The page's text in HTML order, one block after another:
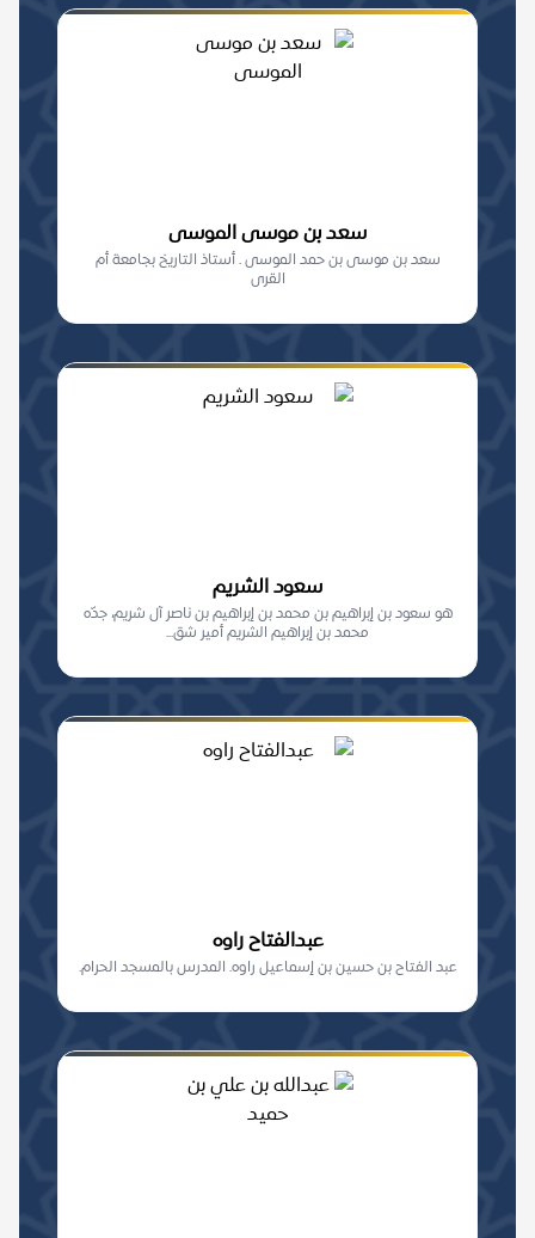
سعد بن موسى الموسى
سعد بن موسى بن حمد الموسى . أستاذ التاريخ بجامعة أم
القرى
سعود الشريم
هو سعود بن إبراهيم بن محمد بن إبراهيم بن ناصر آل شريم، جدّه
محمد بن إبراهيم الشريم أمير شق...
عبدالفتاح راوه
عبد الفتاح بن حسين بن إسماعيل راوه. المدرس بالمسجد الحرام.